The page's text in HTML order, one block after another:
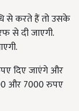
से करते हैं तो उसके
से दी जाएगी.
दिए जाएंगे और
और7000रुपए